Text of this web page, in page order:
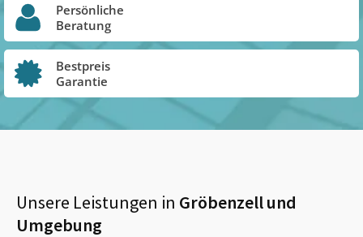
Persönliche
Beratung
Bestpreis
Garantie
Unsere Leistungen in Gröbenzellund
Umgebung